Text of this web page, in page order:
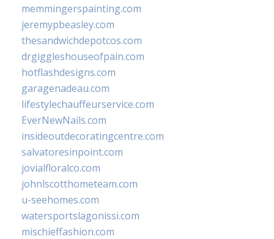
memmingerspainting.com
jeremypbeasley.com
thesandwichdepotcos.com
drgiggleshouseofpain.com
hotflashdesigns.com
garagenadeau.com
lifestylechauffeurservice.com
EverNewNails.com
insideoutdecoratingcentre.com
salvatoresinpoint.com
jovialfloralco.com
johnlscotthometeam.com
u-seehomes.com
watersportslagonissi.com
mischieffashion.com